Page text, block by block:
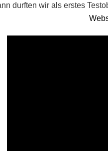
durften wir als erstes